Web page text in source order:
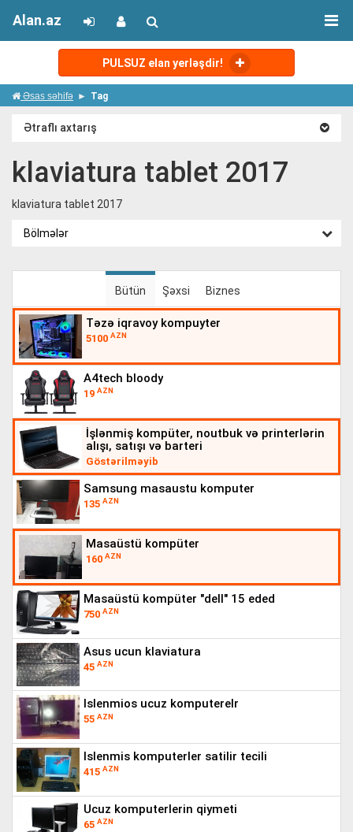
PULSUZ elan yerləşdir!
Alan.az
Əsas səhifə Tag
Ətraflı axtarış
klaviatura tablet 2017
klaviatura tablet 2017
Bölmələr
Bütün Şəxsi Biznes
təzə iqravoy kompuyter
5100 AZN
a4tech bloody
19 AZN
i̇şlənmiş kompüter, noutbuk və printerlərin
alışı, satışı və barteri
Göstərilməyib
samsung masaustu komputer
135 AZN
masaüstü kompüter
160 AZN
masaüstü kompüter "dell" 15 eded
750 AZN
asus ucun klaviatura
45 AZN
islenmios ucuz komputerelr
55 AZN
islenmis komputerler satilir tecili
415 AZN
ucuz komputerlerin qiymeti
65 AZN